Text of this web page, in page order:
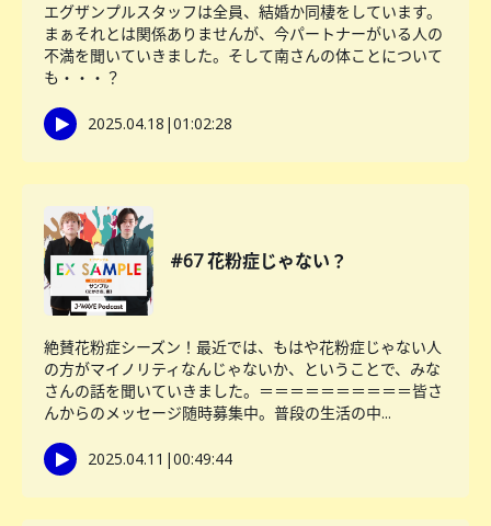
エグザンプルスタッフは全員、結婚か同棲をしています。
まぁそれとは関係ありませんが、今パートナーがいる人の
不満を聞いていきました。そして南さんの体ことについて
も・・・？
2025.04.18 |01:02:28
#67 花粉症じゃない？
絶賛花粉症シーズン！最近では、もはや花粉症じゃない人
の方がマイノリティなんじゃないか、ということで、みな
さんの話を聞いていきました。＝＝＝＝＝＝＝＝＝＝皆さ
んからのメッセージ随時募集中。普段の生活の中...
2025.04.11 |00:49:44